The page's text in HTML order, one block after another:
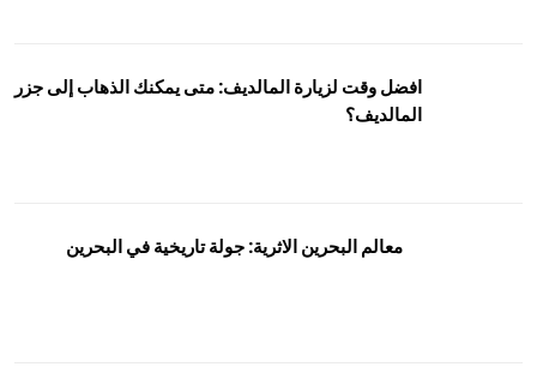
افضل وقت لزيارة المالديف: متى يمكنك الذهاب إلى جزر
المالديف؟
معالم البحرين الاثرية: جولة تاريخية في البحرين